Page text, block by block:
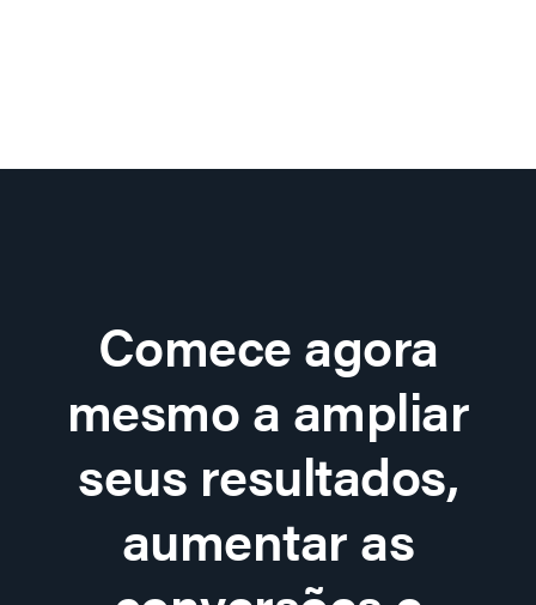
Comece agora
mesmo a ampliar
seus resultados,
aumentar as